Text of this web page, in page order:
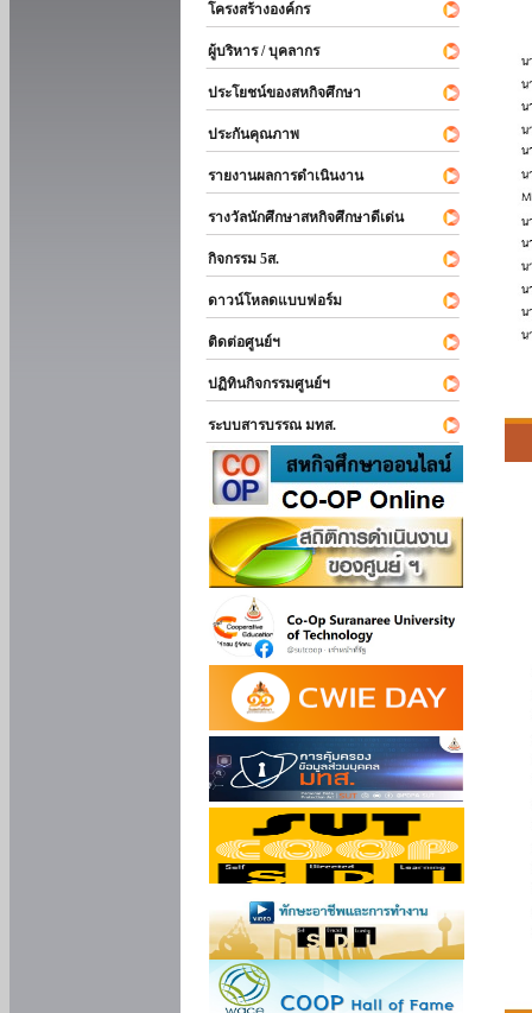
โครงสร้างองค์กร
ผู้บริหาร / บุคลากร
ประโยชน์ของสหกิจศึกษา
ประกันคุณภาพ
รายงานผลการดำเนินงาน
รางวัลนักศึกษาสหกิจศึกษาดีเด่น
กิจกรรม 5ส.
ดาวน์โหลดแบบฟอร์ม
ติดต่อศูนย์ฯ
ปฏิทินกิจกรรมศูนย์ฯ
ระบบสารบรรณ มทส.